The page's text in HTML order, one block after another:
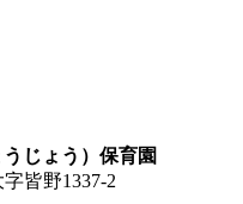
じょう）保育園
皆野1337-2